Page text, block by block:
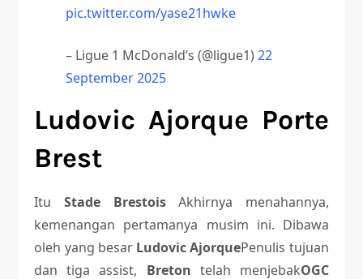
pic.twitter.com/yase21hwke
– Ligue 1 McDonald’s (@ligue1)22
September 2025
Ludovic Ajorque Porte
Brest
Itu Stade BrestoisAkhirnya menahannya,
kemenangan pertamanya musim ini. Dibawa
oleh yang besar Ludovic AjorquePenulis tujuan
dan tiga assist, Breton telah menjebakOGC